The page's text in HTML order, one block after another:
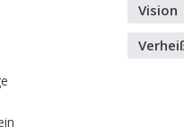
Vision